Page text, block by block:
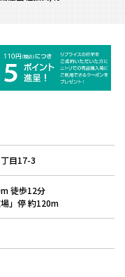
目17-3
徒歩12分
」停 約120m